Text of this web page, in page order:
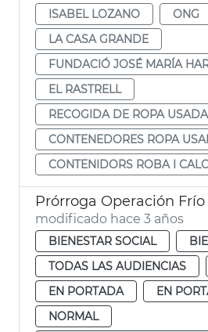
ISABEL LOZANO
ONG
LA CASA GRANDE
FUNDACIÓ JOSÉ MARÍA
EL RASTRELL
RECOGIDA DE ROPA USADA
CONTENEDORES ROPA
CONTENIDORS ROBA I
Prórroga Operación Frío
modificado hace 3 años
BIENESTAR SOCIAL
TODAS LAS AUDIENCIAS
EN PORTADA
EN
NORMAL